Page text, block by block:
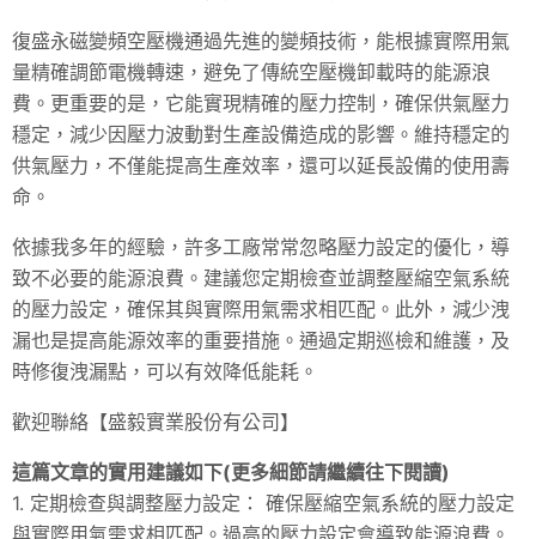
復盛永磁變頻空壓機通過先進的變頻技術，能根據實際用氣
量精確調節電機轉速，避免了傳統空壓機卸載時的能源浪
費。更重要的是，它能實現精確的壓力控制，確保供氣壓力
穩定，減少因壓力波動對生產設備造成的影響。維持穩定的
供氣壓力，不僅能提高生產效率，還可以延長設備的使用壽
命。
依據我多年的經驗，許多工廠常常忽略壓力設定的優化，導
致不必要的能源浪費。建議您定期檢查並調整壓縮空氣系統
的壓力設定，確保其與實際用氣需求相匹配。此外，減少洩
漏也是提高能源效率的重要措施。通過定期巡檢和維護，及
時修復洩漏點，可以有效降低能耗。
歡迎聯絡【盛毅實業股份有公司】
這篇文章的實用建議如下(更多細節請繼續往下閱讀)
1. 定期檢查與調整壓力設定： 確保壓縮空氣系統的壓力設定
與實際用氣需求相匹配。過高的壓力設定會導致能源浪費。